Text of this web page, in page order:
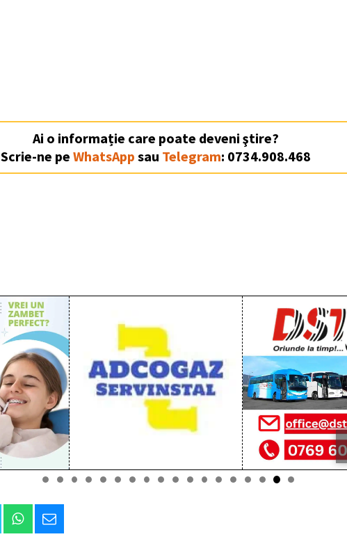
Ai o informație care poate deveni ştire?
Scrie-ne peWhatsApp sau Telegram: 0734.908.468